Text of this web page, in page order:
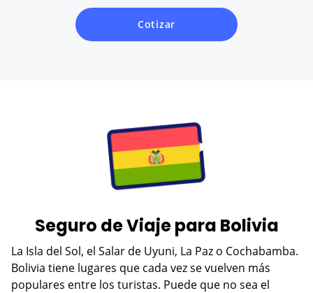
Cotizar
Seguro de Viaje para Bolivia
La Isla del Sol, el Salar de Uyuni, La Paz o Cochabamba.
Bolivia tiene lugares que cada vez se vuelven más
populares entre los turistas. Puede que no sea el